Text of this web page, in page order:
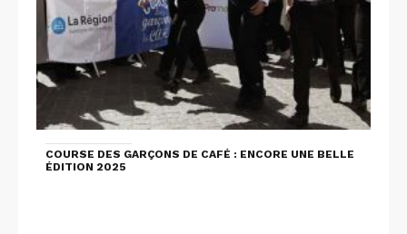
COURSE DES GARÇONS DE CAFÉ : ENCORE UNE BELLE
ÉDITION 2025